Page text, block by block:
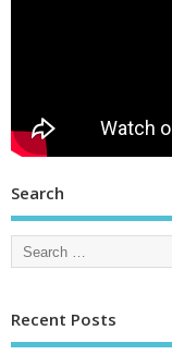
Search
Recent Posts